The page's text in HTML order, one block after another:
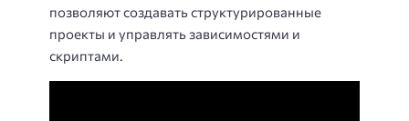
позволяют создавать структурированные
проекты и управлять зависимостями и
скриптами.